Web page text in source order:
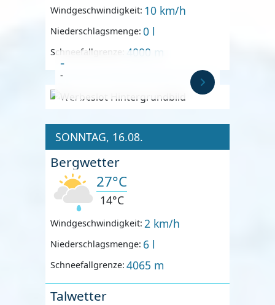
Windgeschwindigkeit: 10 km/h
Niederschlagsmenge: 0 l
Schneefallgrenze: 4000 m
Anzeige
-
-
SONNTAG, 16.08.
Bergwetter
27°C
14°C
Windgeschwindigkeit: 2 km/h
Niederschlagsmenge: 6 l
Schneefallgrenze: 4065 m
Talwetter